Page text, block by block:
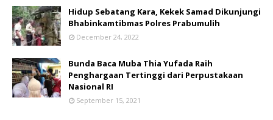
Hidup Sebatang Kara, Kekek Samad Dikunjungi
Bhabinkamtibmas Polres Prabumulih
December 24, 2022
Bunda Baca Muba Thia Yufada Raih
Penghargaan Tertinggi dari Perpustakaan
Nasional RI
September 15, 2021